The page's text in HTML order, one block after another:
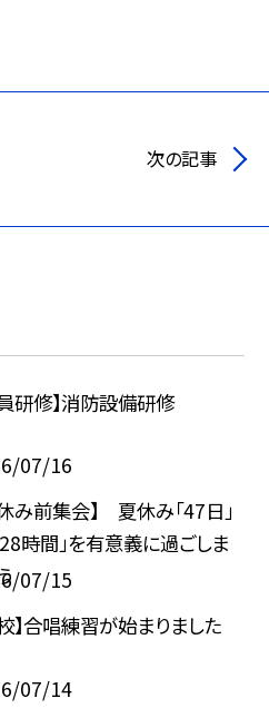
次の記事
員研修】消防設備研修
07/16
休み前集会】 夏休み「47日」
時間」を有意義に過ごしま
07/15
校】合唱練習が始まりました
07/14